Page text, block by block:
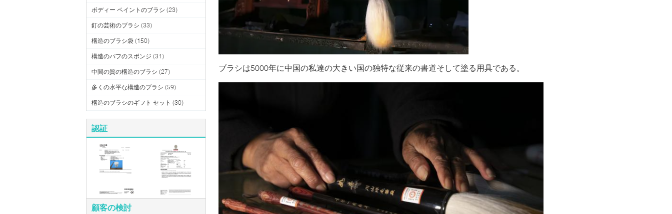
ボディー ペイントのブラシ (23)
釘の芸術のブラシ (33)
構造のブラシ袋 (150)
構造のパフのスポンジ (31)
中間の質の構造のブラシ (27)
多くの水平な構造のブラシ (59)
構造のブラシのギフト セット (30)
認証
顧客の検討
ブラシは5000年に中国の私達の大きい国の独特な従来の書道そして塗る用具である。